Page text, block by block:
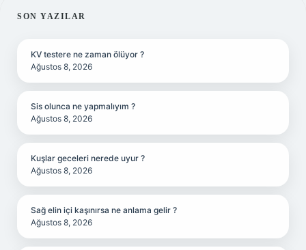
SIDEBAR
SON YAZILAR
KV testere ne zaman ölüyor ?
Ağustos 8, 2026
Sis olunca ne yapmalıyım ?
Ağustos 8, 2026
Kuşlar geceleri nerede uyur ?
Ağustos 8, 2026
Sağ elin içi kaşınırsa ne anlama gelir ?
Ağustos 8, 2026